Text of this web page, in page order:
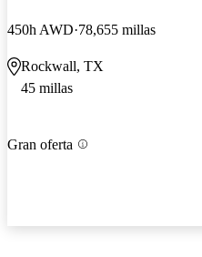
450h AWD 78,655 millas
Rockwall, TX
45 millas
Gran oferta